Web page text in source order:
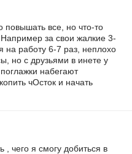
все, но что-то
за свои жалкие 3-
на работу 6-7 раз, неплохо
но с друзьями в инете у
набегают
чОсток и начать
, чего я смогу добиться в